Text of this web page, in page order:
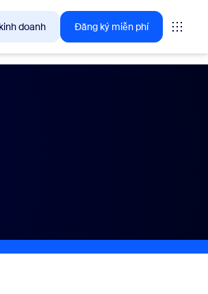
doanh Đăng ký miễn phí